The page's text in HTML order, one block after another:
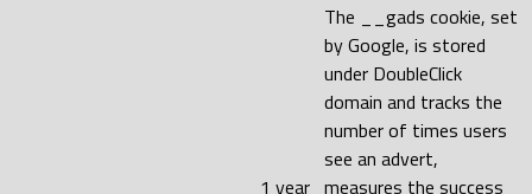
1 year
The __gads cookie, set
by Google, is stored
under DoubleClick
domain and tracks the
number of times users
see an advert,
measures the success